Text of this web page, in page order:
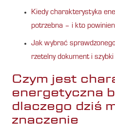
Kiedy charakterystyka
potrzebna – i kto
Jak wybrać
rzetelny dokument i
Czym jest
energetyczna
dlaczego dziś
znaczenie